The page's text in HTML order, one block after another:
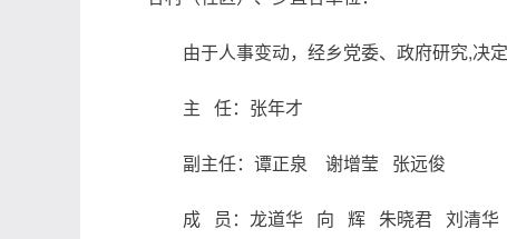
由于人事变动，经乡党委、政府研究,决
主 任：张年才
副主任：谭正泉 谢增莹 张远俊
成 员：龙道华 向 辉 朱晓君 刘清华